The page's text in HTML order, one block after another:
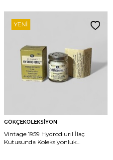
YENI
GÖKÇEKOLEKSIYON
Vintage 1959 Hydrodıurıl İlaç
Kutusunda Koleksiyonluk